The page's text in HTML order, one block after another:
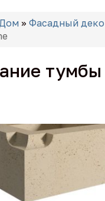
» Фасадный